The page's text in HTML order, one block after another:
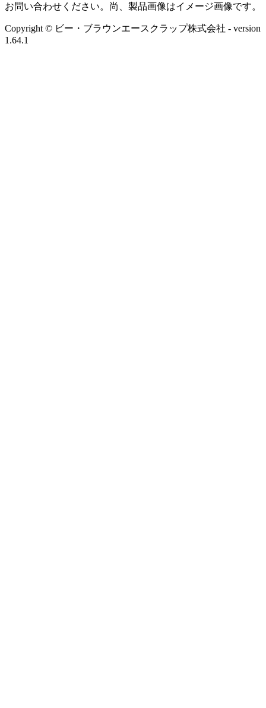
お問い合わせください。尚、製品画像はイメージ画像です。
Copyright © ビー・ブラウンエースクラップ株式会社 - version
1.64.1